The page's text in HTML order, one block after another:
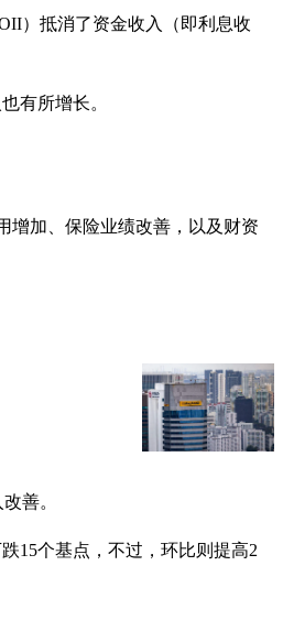
）抵消了资金收入（即利息收
有所增长。
增加、保险业绩改善，以及财资
善。
15个基点，不过，环比则提高2